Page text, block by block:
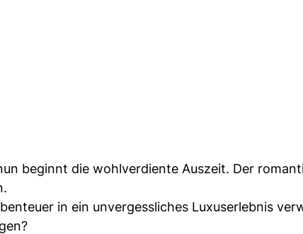
beginnt die wohlverdiente Auszeit. Der
in ein unvergessliches Luxuserlebnis